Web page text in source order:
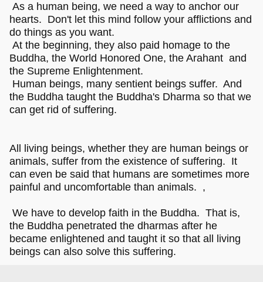
As a human being, we need a way to anchor our
hearts. Don't let this mind follow your afflictions and
do things as you want.
At the beginning, they also paid homage to the
Buddha, the World Honored One, the Arahant and
the Supreme Enlightenment.
Human beings, many sentient beings suffer. And
the Buddha taught the Buddha's Dharma so that we
can get rid of suffering.
All living beings, whether they are human beings or
animals, suffer from the existence of suffering. It
can even be said that humans are sometimes more
painful and uncomfortable than animals. ,
We have to develop faith in the Buddha. That is,
the Buddha penetrated the dharmas after he
became enlightened and taught it so that all living
beings can also solve this suffering.